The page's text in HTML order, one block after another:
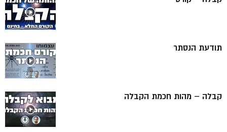
תודעת הנסתר
קבלה – מהות חכמת הקבלה